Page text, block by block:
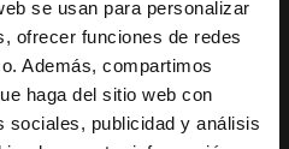
se usan para personalizar
ofrecer funciones de redes
Además, compartimos
haga del sitio web con
sociales, publicidad y análisis
: Enriquece tus pestañas
aplicación envolviendo
un volumen
en varias capas.